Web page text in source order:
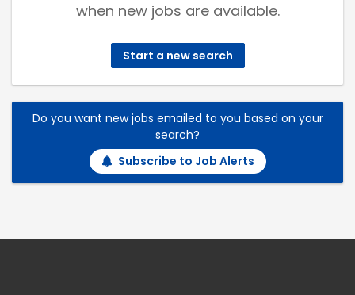
when new jobs are available.
Start a new search
Do you want new jobs emailed to you based on your
search?
Subscribe to Job Alerts